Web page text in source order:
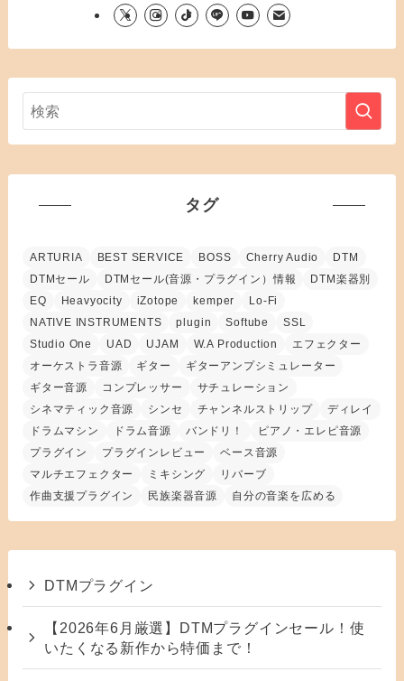
タグ
ARTURIA BEST SERVICE BOSS Cherry Audio
DTM
DTMセール
DTMセール(音源・プラグイン）情報
DTM楽器別
EQ
Heavyocity iZotope kemper
Lo-Fi
NATIVE INSTRUMENTS
plugin Softube
SSL
Studio One
UAD UJAM W.A Production
エフェクター
オーケストラ音源
ギター
ギターアンプシミュレーター
ギター音源
コンプレッサー
サチュレーション
シネマティック音源
シンセ チャンネルストリップ
ディレイ
ドラムマシン
ドラム音源 バンドリ！
ピアノ・エレピ音源
プラグイン
プラグインレビュー
ベース音源
マルチエフェクター
ミキシング
リバーブ
作曲支援プラグイン
民族楽器音源 自分の音楽を広める
DTMプラグイン
【2026年6月厳選】DTMプラグインセール！使
いたくなる新作から特価まで！